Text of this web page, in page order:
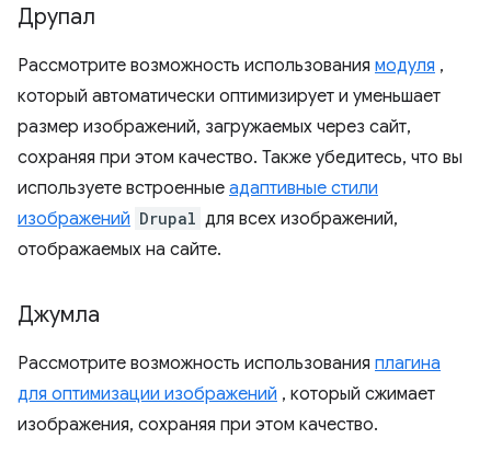
Друпал
Рассмотрите возможность использования модуля ,
который автоматически оптимизирует и уменьшает
размер изображений, загружаемых через сайт,
сохраняя при этом качество. Также убедитесь, что вы
используете встроенные адаптивные стили
изображений Drupal для всех изображений,
отображаемых на сайте.
Джумла
Рассмотрите возможность использования плагина
для оптимизации изображений , который сжимает
изображения, сохраняя при этом качество.